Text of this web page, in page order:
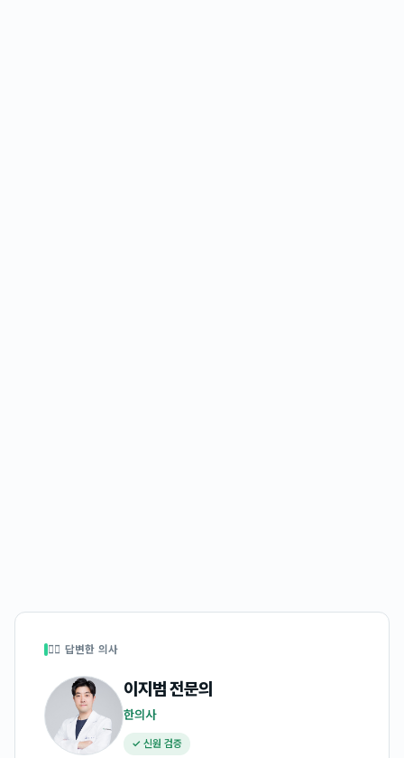
👩‍⚕️ 답변한 의사
이지범전문의
한의사
✓ 신원 검증